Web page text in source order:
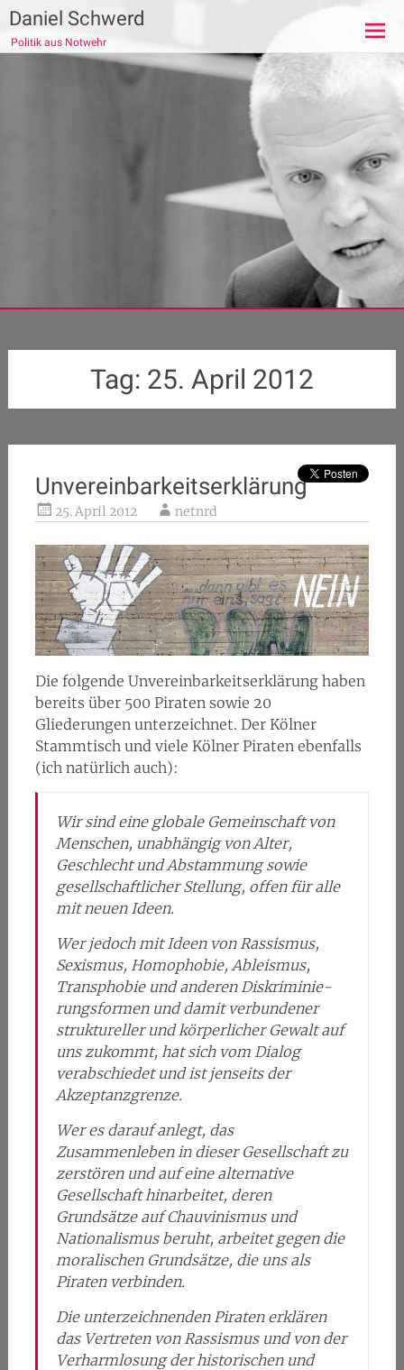
Zum
Inhalt
springen
Daniel Schwerd
Politik aus Notwehr
Tag: 25. April 2012
Unvereinbarkeitserklärung
25. April 2012 netnrd
Die folgende Unvereinbarkeitserklärung haben
bereits über 500 Piraten sowie 20
Gliederungen unterzeichnet. Der Kölner
Stammtisch und viele Kölner Piraten ebenfalls
(ich natürlich auch):
Wir sind eine globale Gemeinschaft von
Menschen, unabhängig von Alter,
Geschlecht und Abstammung sowie
gesellschaftlicher Stellung, offen für alle
mit neuen Ideen.
Wer jedoch mit Ideen von Ras­sis­mus,
Sexis­mus, Homo­pho­bie, Ableis­mus,
Trans­pho­bie und ande­ren Dis­kri­mi­nie­
rungs­for­men und damit verbundener
struktureller und körperlicher Gewalt auf
uns zukommt, hat sich vom Dialog
verabschiedet und ist jenseits der
Akzeptanzgrenze.
Wer es darauf anlegt, das
Zusammenleben in dieser Gesellschaft zu
zerstören und auf eine alternative
Gesellschaft hinarbeitet, deren
Grundsätze auf Chauvinismus und
Nationalismus beruht, arbeitet gegen die
moralischen Grundsätze, die uns als
Piraten verbinden.
Die unterzeichnenden Piraten erklären
das Vertreten von Rassismus und von der
Verharmlosung der historischen und